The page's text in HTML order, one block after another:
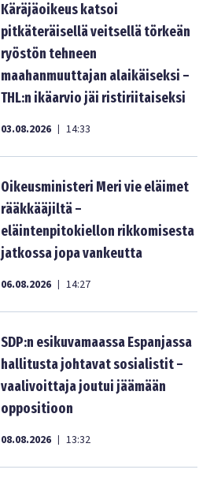
Käräjäoikeus katsoi
pitkäteräisellä veitsellä törkeän
ryöstön tehneen
maahanmuuttajan alaikäiseksi –
THL:n ikäarvio jäi ristiriitaiseksi
03.08.2026 | 14:33
Oikeusministeri Meri vie eläimet
rääkkääjiltä –
eläintenpitokiellon rikkomisesta
jatkossa jopa vankeutta
06.08.2026 | 14:27
SDP:n esikuvamaassa Espanjassa
hallitusta johtavat sosialistit –
vaalivoittaja joutui jäämään
oppositioon
08.08.2026 | 13:32